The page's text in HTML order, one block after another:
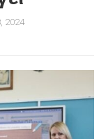
2024